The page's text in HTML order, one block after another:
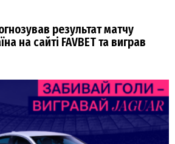
результат матчу
на сайті FAVBET та виграв